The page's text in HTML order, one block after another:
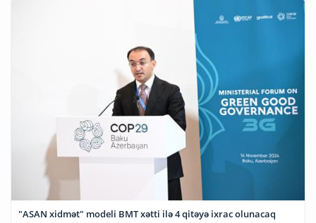
"ASAN xidmət" modeli BMT xətti ilə 4 qitəyə ixrac olunacaq